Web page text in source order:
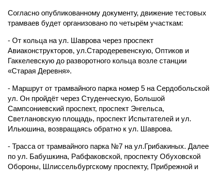
Согласно опубликованному документу, движение тестовых
трамваев будет организовано по четырём участкам:
- От кольца на ул. Шаврова через проспект
Авиаконструкторов, ул.Стародеревенскую, Оптиков и
Гаккелевскую до разворотного кольца возле станции
«Старая Деревня».
- Маршрут от трамвайного парка номер 5 на Сердобольской
ул. Он пройдёт через Студенческую, Большой
Сампсониевский проспект, проспект Энгельса,
Светлановскую площадь, проспект Испытателей и ул.
Ильюшина, возвращаясь обратно к ул. Шаврова.
- Трасса от трамвайного парка №7 на ул.Грибакиных. Далее
по ул. Бабушкина, Рабфаковской, проспекту Обуховской
Обороны, Шлиссельбургскому проспекту, Прибрежной и